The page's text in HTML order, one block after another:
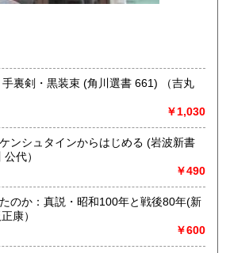
300円
書籍だけでなくCD、DVD、レコード、
董品まであらゆるものの買い取りがで
い。出張費は、無料です。
郎線(吉備線)
書籍だけでなくCD、DVD、レコード、
董品まであらゆるものの買い取りがで
全国買取にお伺いいたします。お気軽
剣・黒装束 (角川選書 661) （吉丸
￥1,030
ンシュタインからはじめる (岩波新書
（小川 公代）
￥490
のか：真説・昭和100年と戦後80年(新
保阪正康）
￥600